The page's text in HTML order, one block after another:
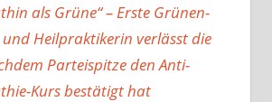
als Grüne“ – Erste Grünen-
Heilpraktikerin verlässt die
Parteispitze den Anti-
Kurs bestätigt hat